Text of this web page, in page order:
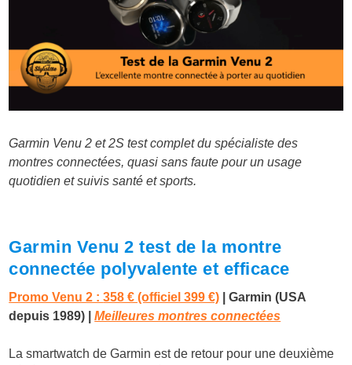
Garmin Venu 2 et 2S test complet du spécialiste des
montres connectées, quasi sans faute pour un usage
quotidien et suivis santé et sports.
Garmin Venu 2 test de la montre
connectée polyvalente et efficace
Promo Venu 2 :358 € (officiel 399 €)
Garmin (USA
depuis 1989)
Meilleures montres connectées
La smartwatch de Garmin est de retour pour une deuxième